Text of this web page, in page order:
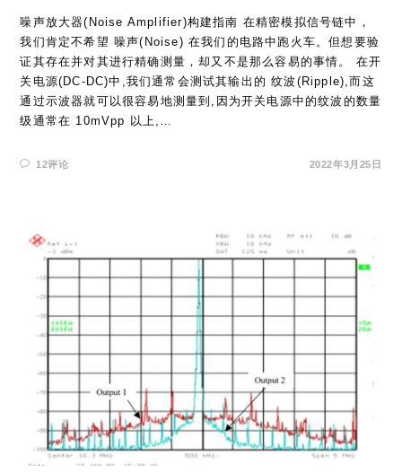
噪声放大器(Noise Amplifier)构建指南 在精密模拟信号链中，
我们肯定不希望 噪声(Noise) 在我们的电路中跑火车。但想要验
证其存在并对其进行精确测量，却又不是那么容易的事情。 在开
关电源(DC-DC)中,我们通常会测试其输出的 纹波(Ripple),而这
通过示波器就可以很容易地测量到,因为开关电源中的纹波的数量
级通常在 10mVpp 以上,…
12评论 2022年3月25日